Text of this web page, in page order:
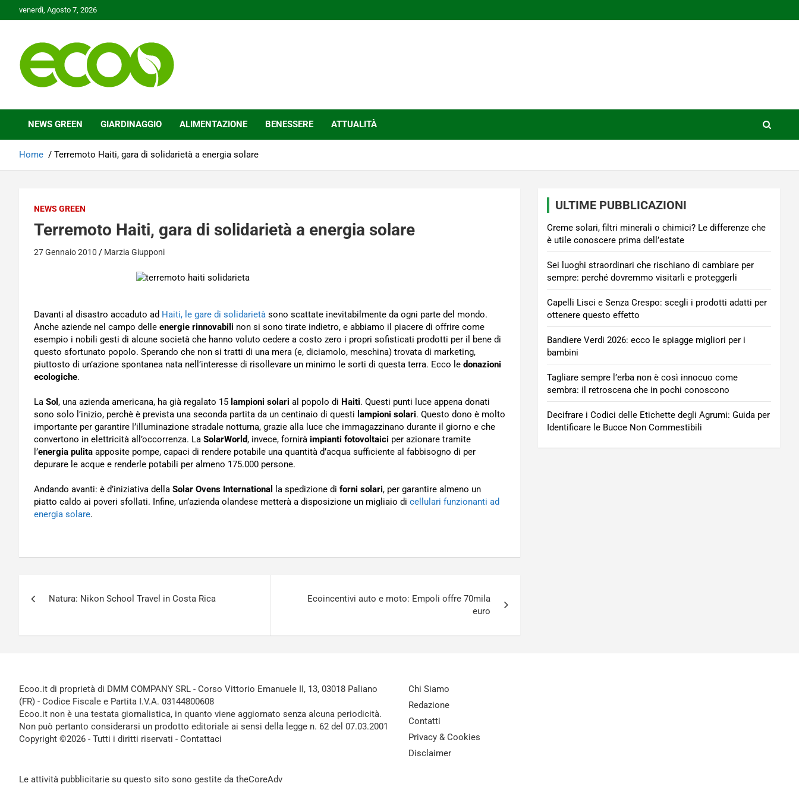
to
venerdì, Agosto 7, 2026
Ecoo.it
NEWS GREEN GIARDINAGGIO ALIMENTAZIONE BENESSERE ATTUALITÀ
Home Terremoto Haiti, gara di solidarietà a energia solare
NEWS GREEN
Terremoto Haiti, gara di solidarietà a energia solare
27 Gennaio 2010 Marzia Giupponi
Davanti al disastro accaduto ad Haiti, le gare di solidarietà sono scattate inevitabilmente da ogni parte del mondo.
Anche aziende nel campo delle energie rinnovabili non si sono tirate indietro, e abbiamo il piacere di offrire come
esempio i nobili gesti di alcune società che hanno voluto cedere a costo zero i propri sofisticati prodotti per il bene di
questo sfortunato popolo. Sperando che non si tratti di una mera (e, diciamolo, meschina) trovata di marketing,
piuttosto di un’azione spontanea nata nell’interesse di risollevare un minimo le sorti di questa terra. Ecco le donazioni
ecologiche.
La Sol , una azienda americana, ha già regalato 15 lampioni solari al popolo di Haiti. Questi punti luce appena donati
sono solo l’inizio, perchè è prevista una seconda partita da un centinaio di questi lampioni solari. Questo dono è molto
importante per garantire l’illuminazione stradale notturna, grazie alla luce che immagazzinano durante il giorno e che
convertono in elettricità all’occorrenza. La SolarWorld, invece, fornirà impianti fotovoltaici per azionare tramite
l’energia pulita apposite pompe, capaci di rendere potabile una quantità d’acqua sufficiente al fabbisogno di per
depurare le acque e renderle potabili per almeno 175.000 persone.
Andando avanti: è d’iniziativa della Solar Ovens International la spedizione di forni solari, per garantire almeno un
piatto caldo ai poveri sfollati. Infine, un’azienda olandese metterà a disposizione un migliaio di cellulari funzionanti ad
energia solare.
Natura: Nikon School Travel in Costa Rica
Ecoincentivi auto e moto: Empoli offre 70mila
euro
ULTIME PUBBLICAZIONI
Creme solari, filtri minerali o chimici? Le differenze che
è utile conoscere prima dell’estate
Sei luoghi straordinari che rischiano di cambiare per
sempre: perché dovremmo visitarli e proteggerli
Capelli Lisci e Senza Crespo: scegli i prodotti adatti per
ottenere questo effetto
Bandiere Verdi 2026: ecco le spiagge migliori per i
bambini
Tagliare sempre l’erba non è così innocuo come
sembra: il retroscena che in pochi conoscono
Decifrare i Codici delle Etichette degli Agrumi: Guida per
Identificare le Bucce Non Commestibili
Ecoo.it di proprietà di DMM COMPANY SRL - Corso Vittorio Emanuele II, 13, 03018 Paliano
(FR) - Codice Fiscale e Partita I.V.A. 03144800608
Ecoo.it non è una testata giornalistica, in quanto viene aggiornato senza alcuna periodicità.
Non può pertanto considerarsi un prodotto editoriale ai sensi della legge n. 62 del 07.03.2001
Copyright ©2026 - Tutti i diritti riservati - Contattaci
Le attività pubblicitarie su questo sito sono gestite da theCoreAdv
Chi Siamo
Redazione
Contatti
Privacy & Cookies
Disclaimer